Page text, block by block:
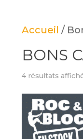
Accueil /
BONS
4 résultats